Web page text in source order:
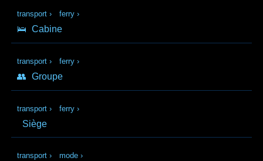
transport › ferry ›
🛌 Cabine
transport › ferry ›
👥 Groupe
transport › ferry ›
Siège
transport › mode ›